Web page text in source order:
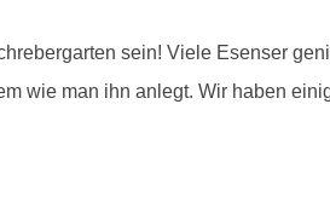
sein! Viele Esenser
wie man ihn anlegt. Wir haben